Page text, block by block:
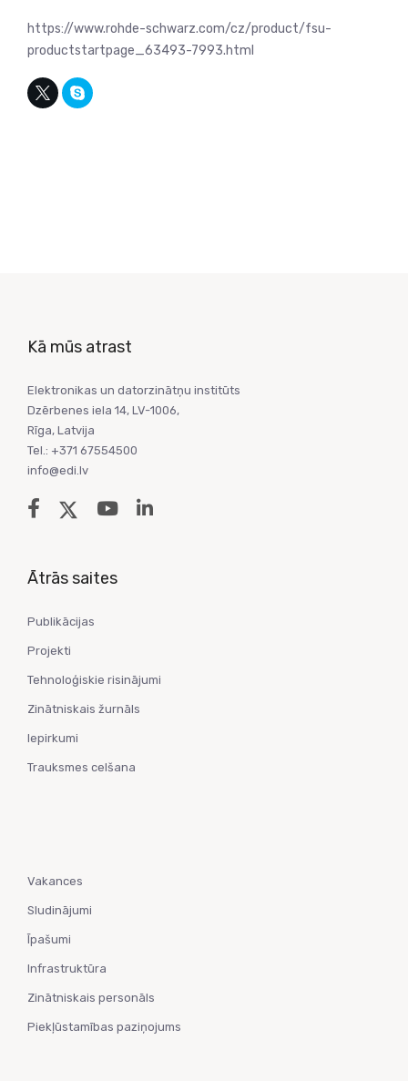
https://www.rohde-schwarz.com/cz/product/fsu-
productstartpage_63493-7993.html
Kā mūs atrast
Elektronikas un datorzinātņu institūts
Dzērbenes iela 14, LV-1006,
Rīga, Latvija
Tel.: +371 67554500
info@edi.lv
Ātrās saites
Publikācijas
Projekti
Tehnoloģiskie risinājumi
Zinātniskais žurnāls
Iepirkumi
Trauksmes celšana
Vakances
Sludinājumi
Īpašumi
Infrastruktūra
Zinātniskais personāls
Piekļūstamības paziņojums